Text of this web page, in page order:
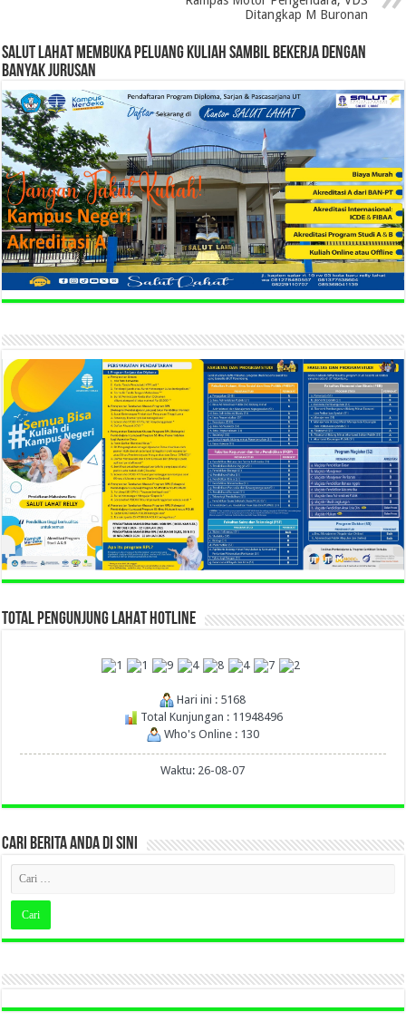
Ditangkap M Buronan
SALUT LAHAT MEMBUKA PELUANG KULIAH SAMBIL BEKERJA DENGAN
BANYAK JURUSAN
TOTAL PENGUNJUNG LAHAT HOTLINE
Hari ini : 5168
Total Kunjungan : 11948496
Who's Online : 130
Waktu: 26-08-07
CARI BERITA ANDA DI SINI